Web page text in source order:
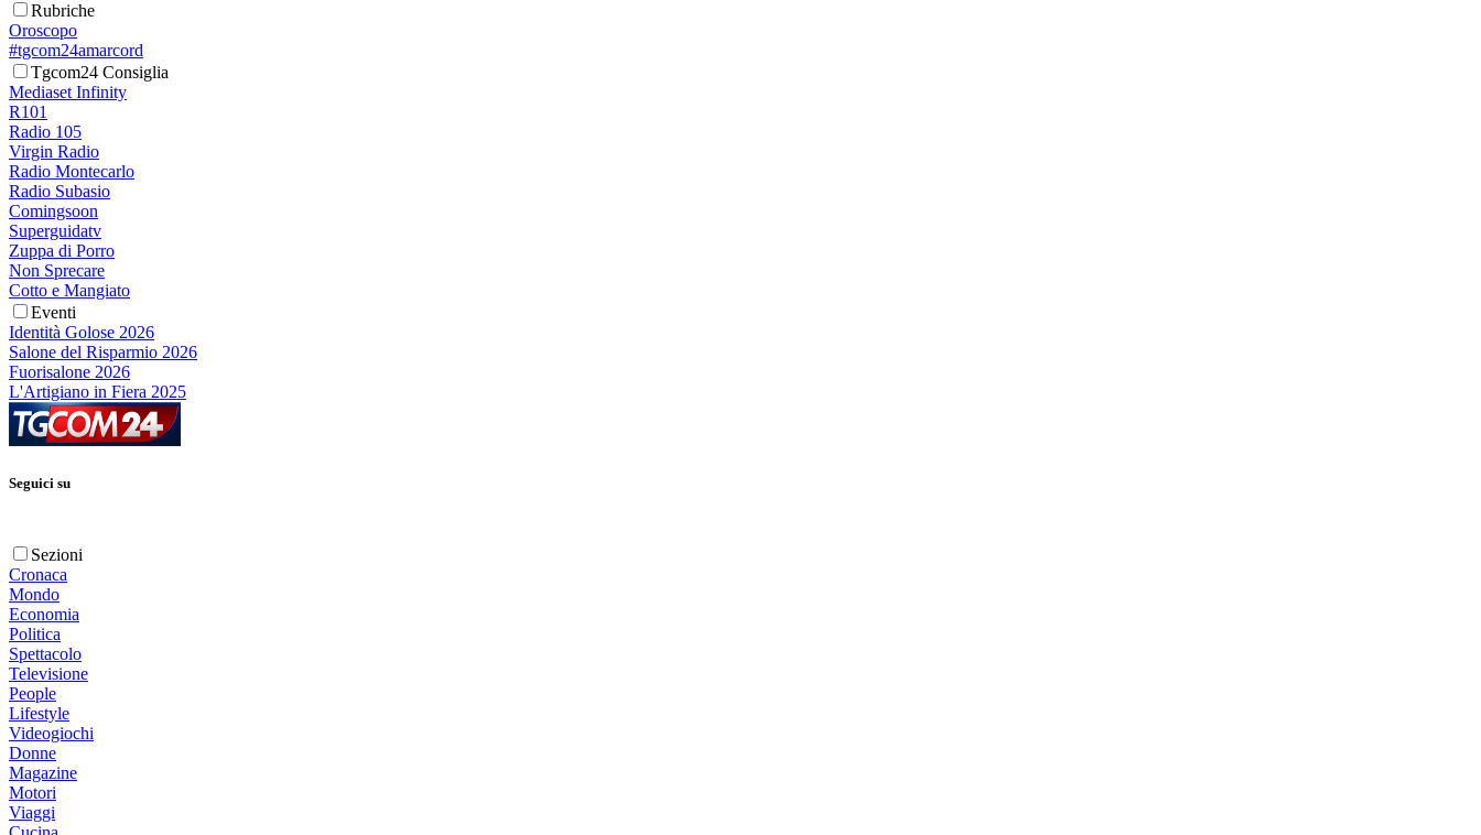
Rubriche
Oroscopo
#tgcom24amarcord
Tgcom24 Consiglia
Mediaset Infinity
R101
Radio 105
Virgin Radio
Radio Montecarlo
Radio Subasio
Comingsoon
Superguidatv
Zuppa di Porro
Non Sprecare
Cotto e Mangiato
Eventi
Identità Golose 2026
Salone del Risparmio 2026
Fuorisalone 2026
L'Artigiano in Fiera 2025
Seguici su
Sezioni
Cronaca
Mondo
Economia
Politica
Spettacolo
Televisione
People
Lifestyle
Videogiochi
Donne
Magazine
Motori
Viaggi